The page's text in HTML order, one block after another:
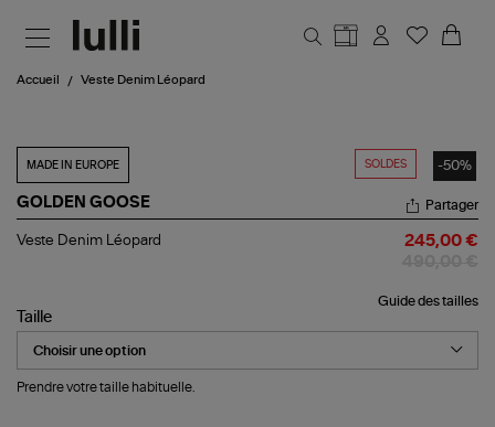
Accueil Veste Denim Léopard
SOLDES -50%
MADE IN EUROPE
GOLDEN GOOSE
Veste
Partager
Veste Denim Léopard 245,00 €
Guide des tailles
Taille
Prendre votre taille habituelle.